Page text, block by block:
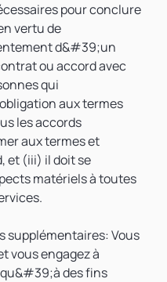
pour conclure
vertu de
d&#39;un
ou accord avec
qui
aux termes
les accords
aux termes et
et (iii) il doit se
matériels à toutes
supplémentaires: Vous
vous engagez à
des fins